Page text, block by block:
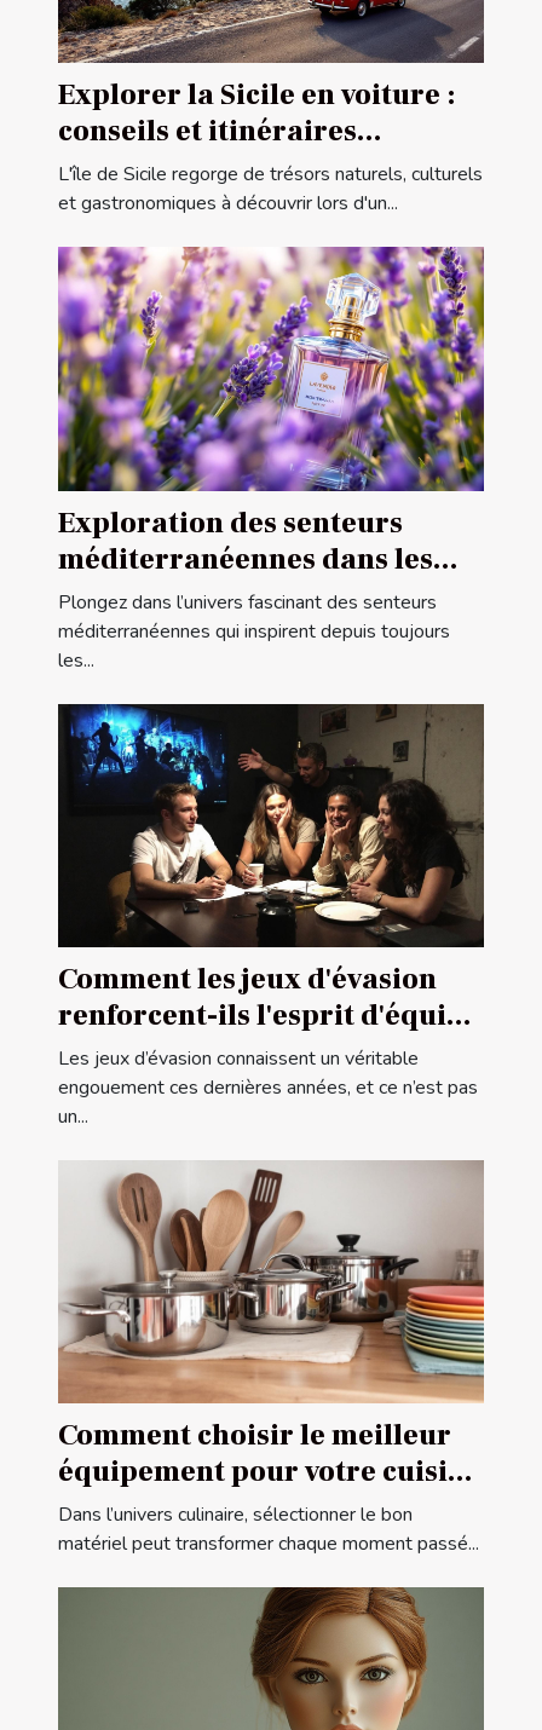
Explorer la Sicile en voiture :
conseils et itinéraires
conseillés
L'île de Sicile regorge de trésors naturels, culturels
et gastronomiques à découvrir lors d'un...
Exploration des senteurs
méditerranéennes dans les
parfums féminins
Plongez dans l’univers fascinant des senteurs
méditerranéennes qui inspirent depuis toujours
les...
Comment les jeux d'évasion
renforcent-ils l'esprit d'équipe
?
Les jeux d’évasion connaissent un véritable
engouement ces dernières années, et ce n’est pas
un...
Comment choisir le meilleur
équipement pour votre cuisine
?
Dans l’univers culinaire, sélectionner le bon
matériel peut transformer chaque moment passé...